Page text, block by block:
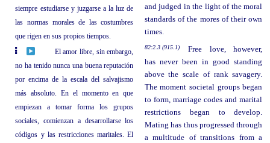
siempre estudiarse y juzgarse a la luz de
las normas morales de las costumbres
que rigen en sus propios tiempos.
and judged in the light of the moral
standards of the mores of their own
times.
El amor libre, sin embargo,
no ha tenido nunca una buena reputación
por encima de la escala del salvajismo
más absoluto. En el momento en que
empiezan a tomar forma los grupos
sociales, comienzan a desarrollarse los
códigos y las restricciones maritales. El
82:2.3 (915.1)
Free love, however,
has never been in good standing
above the scale of rank savagery.
The moment societal groups began
to form, marriage codes and marital
restrictions began to develop.
Mating has thus progressed through
a multitude of transitions from a